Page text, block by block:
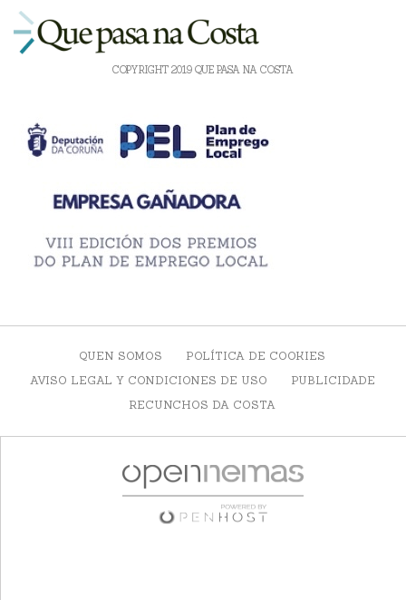
COPYRIGHT 2019 QUE PASA NA COSTA
QUEN SOMOS
POLÍTICA DE COOKIES
AVISO LEGAL Y CONDICIONES DE USO
PUBLICIDADE
RECUNCHOS DA COSTA